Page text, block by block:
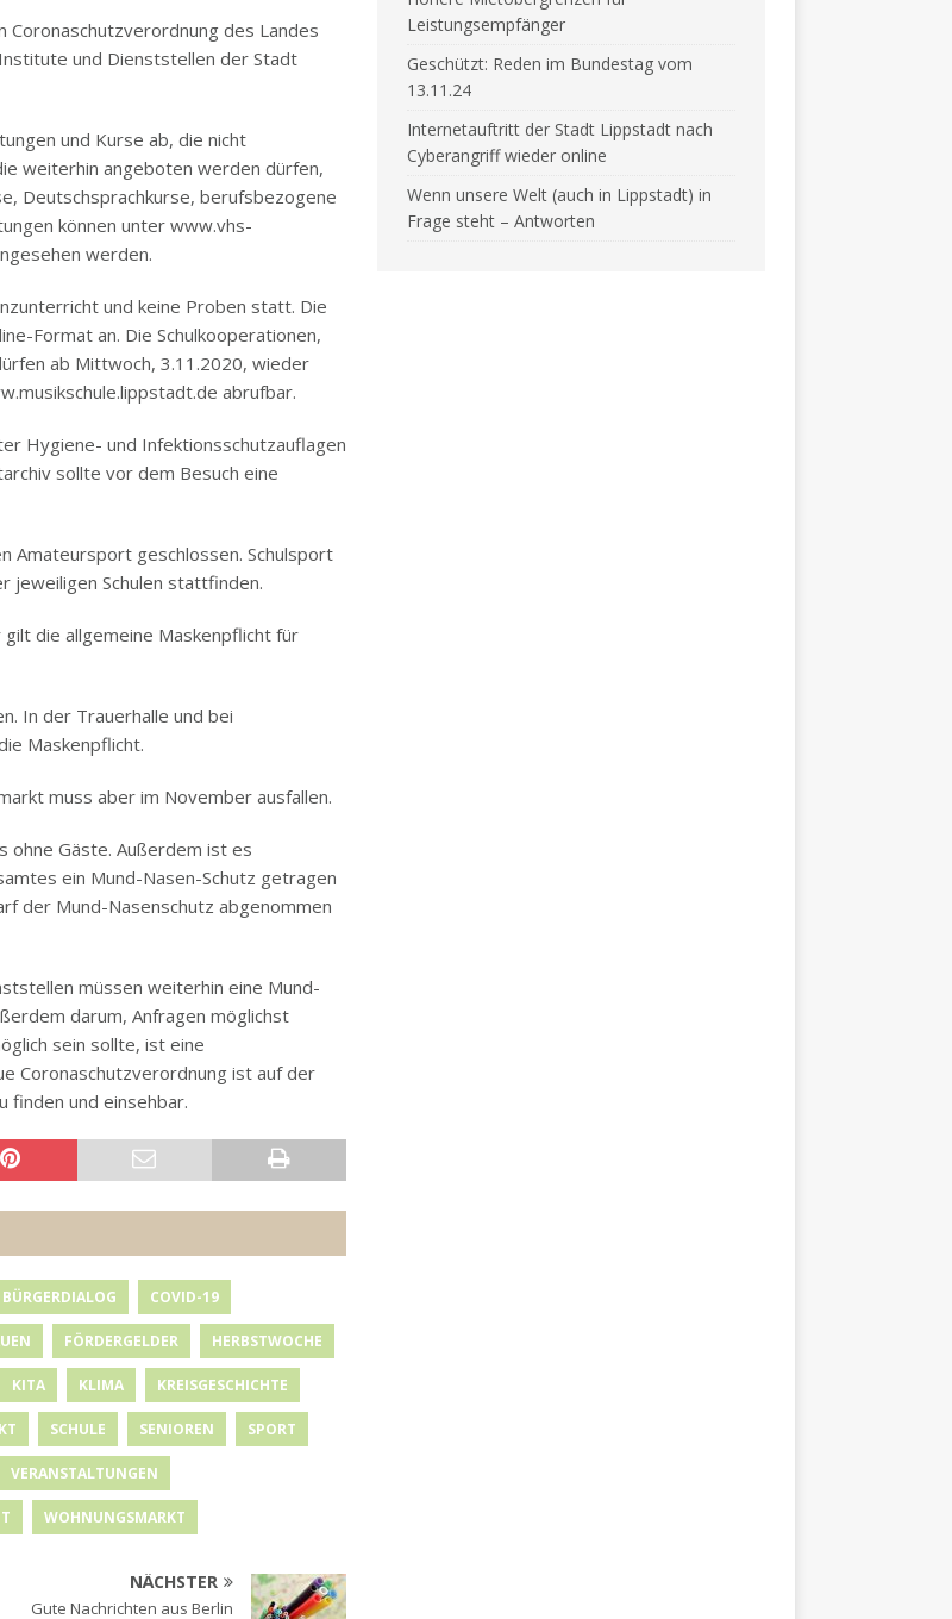
des Landes
und Dienststellen der Stadt
und Kurse ab, die nicht
weiterhin angeboten werden dürfen,
Deutschsprachkurse, berufsbezogene
können unter www.vhs-
werden.
und keine Proben statt. Die
Format an. Die Schulkooperationen,
ab Mittwoch, 3.11.2020, wieder
abrufbar.
Hygiene- und Infektionsschutzauflagen
sollte vor dem Besuch eine
Amateursport geschlossen. Schulsport
jeweiligen Schulen stattfinden.
die allgemeine Maskenpflicht für
In der Trauerhalle und bei
Maskenpflicht.
muss aber im November ausfallen.
ohne Gäste. Außerdem ist es
ein Mund-Nasen-Schutz getragen
der Mund-Nasenschutz abgenommen
müssen weiterhin eine Mund-
darum, Anfragen möglichst
sein sollte, ist eine
Coronaschutzverordnung ist auf der
finden und einsehbar.
BÜRGERDIALOG COVID-19
FÖRDERGELDER HERBSTWOCHE
KITA KLIMA KREISGESCHICHTE
SCHULE SENIOREN SPORT
VERANSTALTUNGEN
WOHNUNGSMARKT
NÄCHSTER
Gute Nachrichten aus Berlin
Leistungsempfänger
Geschützt: Reden im Bundestag vom
13.11.24
Internetauftritt der Stadt Lippstadt nach
Cyberangriff wieder online
Wenn unsere Welt (auch in Lippstadt) in
Frage steht – Antworten